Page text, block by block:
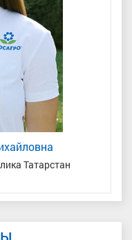
Татарстан